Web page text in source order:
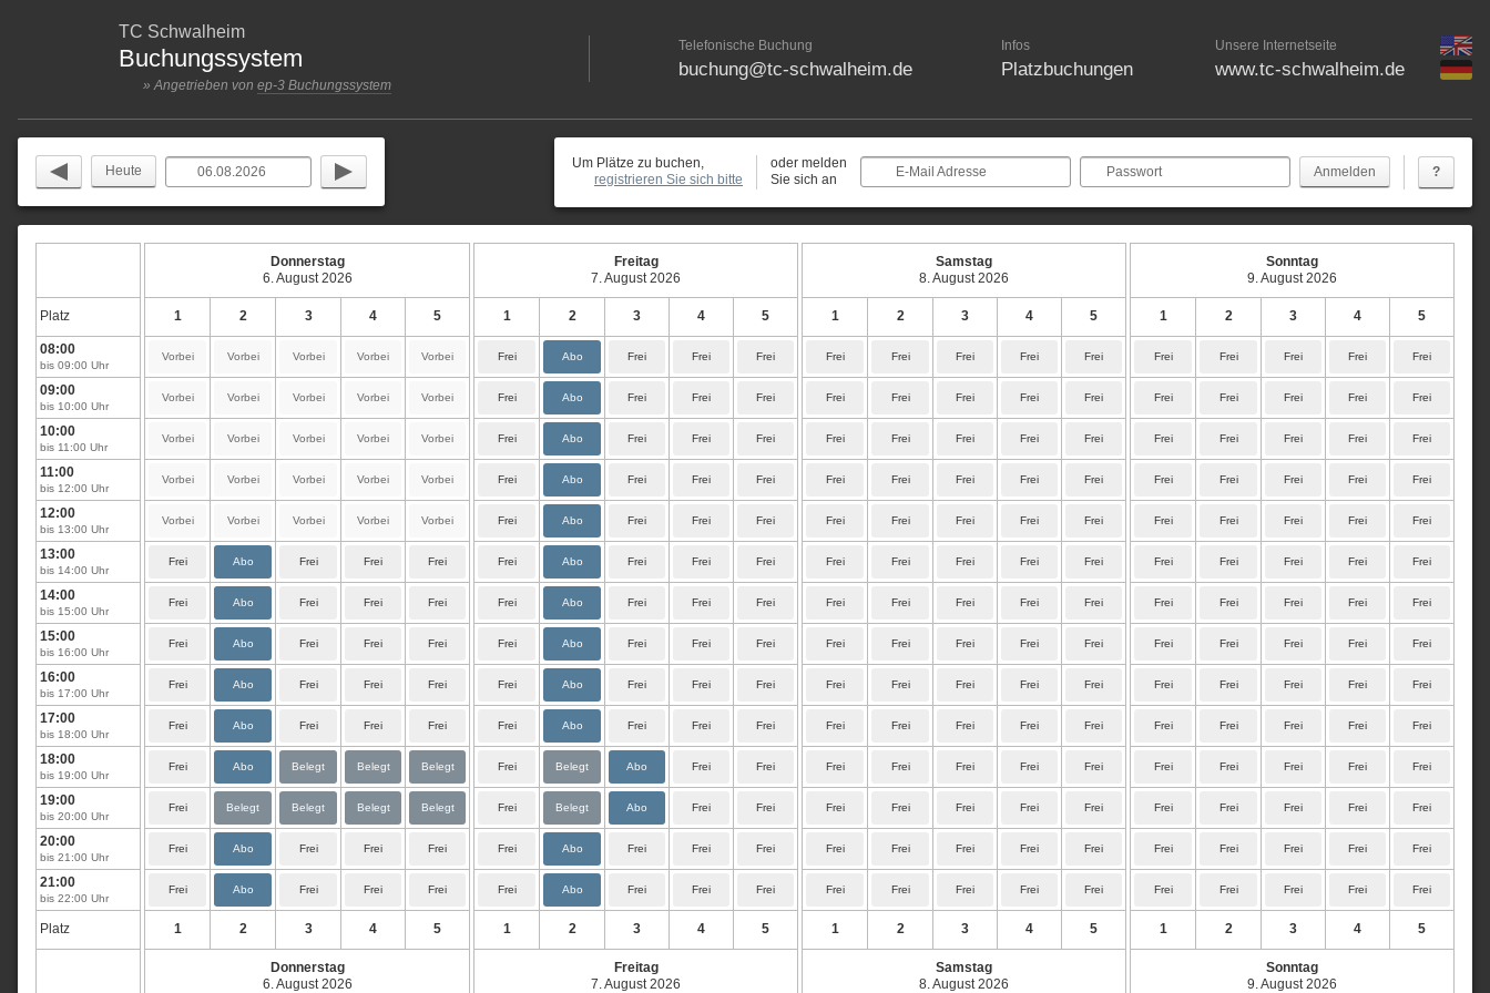
TC Schwalheim
Buchungssystem
» Angetrieben von ep-3 Buchungssystem
Unsere Internetseite
www.tc-schwalheim.de
Infos
Platzbuchungen
Telefonische Buchung
buchung@tc-schwalheim.de
Heute
Um Plätze zu buchen,
registrieren Sie sich bitte
oder melden
Sie sich an
E-Mail Adresse Passwort ?
Platz
08:00
bis 09:00 Uhr
09:00
bis 10:00 Uhr
10:00
bis 11:00 Uhr
11:00
bis 12:00 Uhr
12:00
bis 13:00 Uhr
13:00
bis 14:00 Uhr
14:00
bis 15:00 Uhr
15:00
bis 16:00 Uhr
16:00
bis 17:00 Uhr
17:00
bis 18:00 Uhr
18:00
bis 19:00 Uhr
19:00
bis 20:00 Uhr
20:00
bis 21:00 Uhr
21:00
bis 22:00 Uhr
Platz
Donnerstag
6. August 2026
1 2 3 4 5
Vorbei Vorbei Vorbei Vorbei Vorbei
Vorbei Vorbei Vorbei Vorbei Vorbei
Vorbei Vorbei Vorbei Vorbei Vorbei
Vorbei Vorbei Vorbei Vorbei Vorbei
Vorbei Vorbei Vorbei Vorbei Vorbei
Frei Abo Frei Frei Frei
Frei Abo Frei Frei Frei
Frei Abo Frei Frei Frei
Frei Abo Frei Frei Frei
Frei Abo Frei Frei Frei
Frei Abo Belegt Belegt Belegt
Frei Belegt Belegt Belegt Belegt
Frei Abo Frei Frei Frei
Frei Abo Frei Frei Frei
1 2 3 4 5
Donnerstag
6. August 2026
Freitag
7. August 2026
1 2 3 4 5
Frei Abo Frei Frei Frei
Frei Abo Frei Frei Frei
Frei Abo Frei Frei Frei
Frei Abo Frei Frei Frei
Frei Abo Frei Frei Frei
Frei Abo Frei Frei Frei
Frei Abo Frei Frei Frei
Frei Abo Frei Frei Frei
Frei Abo Frei Frei Frei
Frei Abo Frei Frei Frei
Frei Belegt Abo Frei Frei
Frei Belegt Abo Frei Frei
Frei Abo Frei Frei Frei
Frei Abo Frei Frei Frei
1 2 3 4 5
Freitag
7. August 2026
Samstag
8. August 2026
1 2 3 4 5
Frei Frei Frei Frei Frei
Frei Frei Frei Frei Frei
Frei Frei Frei Frei Frei
Frei Frei Frei Frei Frei
Frei Frei Frei Frei Frei
Frei Frei Frei Frei Frei
Frei Frei Frei Frei Frei
Frei Frei Frei Frei Frei
Frei Frei Frei Frei Frei
Frei Frei Frei Frei Frei
Frei Frei Frei Frei Frei
Frei Frei Frei Frei Frei
Frei Frei Frei Frei Frei
Frei Frei Frei Frei Frei
1 2 3 4 5
Samstag
8. August 2026
Sonntag
9. August 2026
1 2 3 4 5
Frei Frei Frei Frei Frei
Frei Frei Frei Frei Frei
Frei Frei Frei Frei Frei
Frei Frei Frei Frei Frei
Frei Frei Frei Frei Frei
Frei Frei Frei Frei Frei
Frei Frei Frei Frei Frei
Frei Frei Frei Frei Frei
Frei Frei Frei Frei Frei
Frei Frei Frei Frei Frei
Frei Frei Frei Frei Frei
Frei Frei Frei Frei Frei
Frei Frei Frei Frei Frei
Frei Frei Frei Frei Frei
1 2 3 4 5
Sonntag
9. August 2026